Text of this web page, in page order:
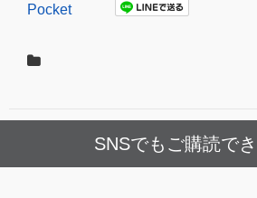
Pocket
SNSでもご購読でき